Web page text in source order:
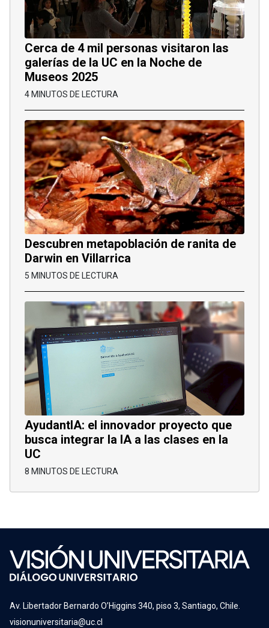
Cerca de 4 mil personas visitaron las
galerías de la UC en la Noche de
Museos 2025
4 MINUTOS DE LECTURA
Descubren metapoblación de ranita de
Darwin en Villarrica
5 MINUTOS DE LECTURA
AyudantIA: el innovador proyecto que
busca integrar la IA a las clases en la
UC
8 MINUTOS DE LECTURA
Av. Libertador Bernardo O’Higgins 340, piso 3, Santiago, Chile.
visionuniversitaria@uc.cl